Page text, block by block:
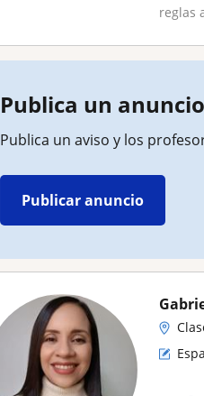
reglas
Publica un anuncio
Publica un aviso y los
Publicar anuncio